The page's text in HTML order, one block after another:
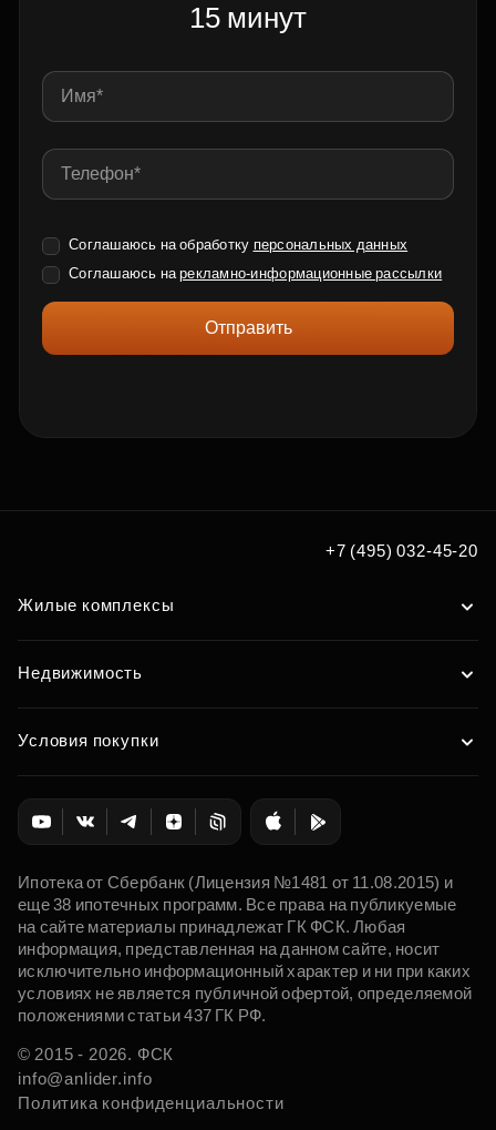
15 минут
Соглашаюсь на обработку персональных данных
Соглашаюсь нарекламно-информационные рассылки
Отправить
+7 (495) 032-45-20
Жилые комплексы
Недвижимость
Условия покупки
Ипотека от Сбербанк (Лицензия №1481 от 11.08.2015) и
еще 38 ипотечных программ. Все права на публикуемые
на сайте материалы принадлежат ГК ФСК. Любая
информация, представленная на данном сайте, носит
исключительно информационный характер и ни при каких
условиях не является публичной офертой, определяемой
положениями статьи 437 ГК РФ.
© 2015 - 2026. ФСК
info@anlider.info
Политика конфиденциальности